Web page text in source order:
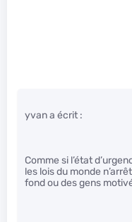
yvan a écrit :
Comme si l’état
les lois du monde
fond ou des gens